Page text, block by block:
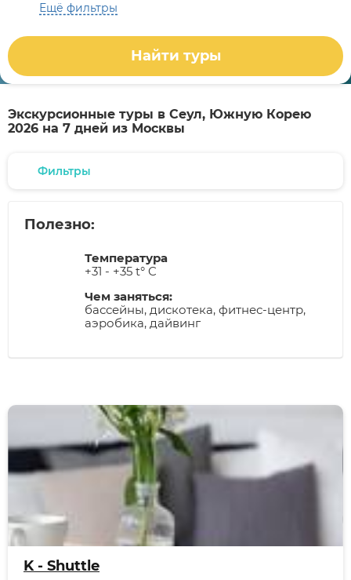
Ещё фильтры
Найти туры
Экскурсионные туры в Сеул, Южную Корею
2026 на 7 дней из Москвы
Фильтры
Полезно:
Температура
+31 - +35 t° C
Чем заняться:
бассейны, дискотека, фитнес-центр,
аэробика, дайвинг
K - Shuttle